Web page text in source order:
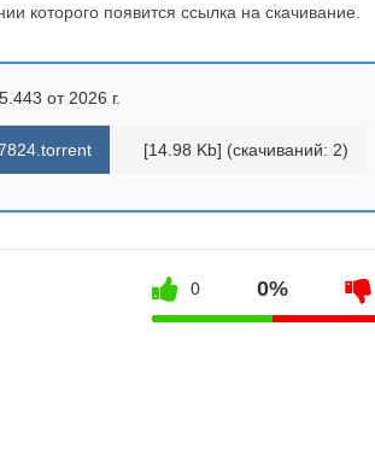
появится ссылка на скачивание.
от 2026 г.
[14.98 Kb] (cкачиваний: 2)
0 0%